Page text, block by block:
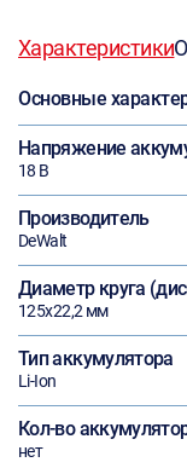
Характеристики
Основные
Напряжение
18 В
Производитель
DeWalt
Диаметр круга
125х22,2 мм
Тип аккумулятора
Li-Ion
Кол-во
нет